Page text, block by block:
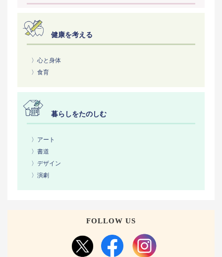
健康を考える
〉心と身体
〉食育
暮らしをたのしむ
〉アート
〉書道
〉デザイン
〉演劇
FOLLOW US